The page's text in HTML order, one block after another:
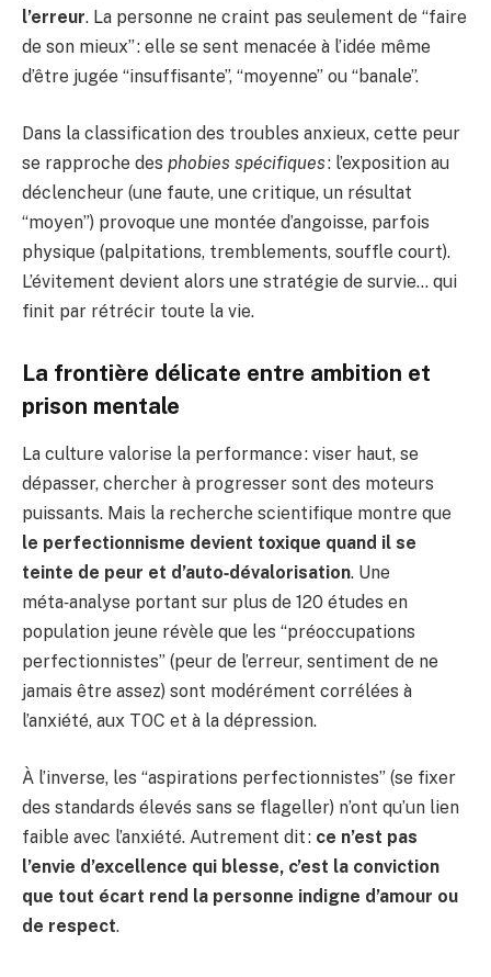
l’erreur. La personne ne craint pas seulement de “faire
de son mieux” : elle se sent menacée à l’idée même
d’être jugée “insuffisante”, “moyenne” ou “banale”.
Dans la classification des troubles anxieux, cette peur
se rapproche des phobies spécifiques: l’exposition au
déclencheur (une faute, une critique, un résultat
“moyen”) provoque une montée d’angoisse, parfois
physique (palpitations, tremblements, souffle court).
L’évitement devient alors une stratégie de survie… qui
finit par rétrécir toute la vie.
La frontière délicate entre ambition et
prison mentale
La culture valorise la performance : viser haut, se
dépasser, chercher à progresser sont des moteurs
puissants. Mais la recherche scientifique montre que
le perfectionnisme devient toxique quand il se
teinte de peur et d’auto‑dévalorisation. Une
méta‑analyse portant sur plus de 120 études en
population jeune révèle que les “préoccupations
perfectionnistes” (peur de l’erreur, sentiment de ne
jamais être assez) sont modérément corrélées à
l’anxiété, aux TOC et à la dépression.
À l’inverse, les “aspirations perfectionnistes” (se fixer
des standards élevés sans se flageller) n’ont qu’un lien
faible avec l’anxiété. Autrement dit : ce n’est pas
l’envie d’excellence qui blesse, c’est la conviction
que tout écart rend la personne indigne d’amour ou
de respect.